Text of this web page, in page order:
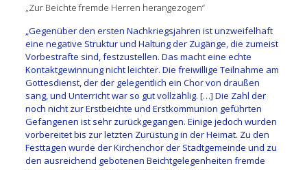
„Zur Beichte fremde Herren herangezogen“
„Gegenüber den ersten Nachkriegsjahren ist unzweifelhaft
eine negative Struktur und Haltung der Zugänge, die zumeist
Vorbestrafte sind, festzustellen. Das macht eine echte
Kontaktgewinnung nicht leichter. Die freiwillige Teilnahme am
Gottesdienst, der der gelegentlich ein Chor von draußen
sang, und Unterricht war so gut vollzählig. […] Die Zahl der
noch nicht zur Erstbeichte und Erstkommunion geführten
Gefangenen ist sehr zurückgegangen. Einige jedoch wurden
vorbereitet bis zur letzten Zurüstung in der Heimat. Zu den
Festtagen wurde der Kirchenchor der Stadtgemeinde und zu
den ausreichend gebotenen Beichtgelegenheiten fremde